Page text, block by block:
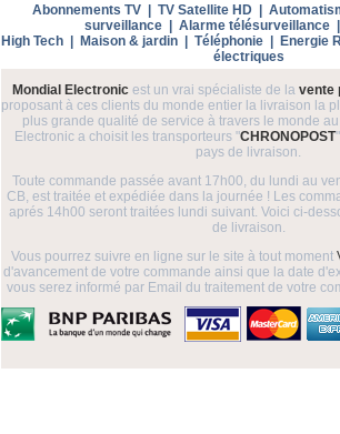
Abonnements TV| TV Satellite HD|
surveillance| Alarme télésurveillance|
High Tech| Maison & jardin| Téléphonie| Energie
électriques
Mondial Electronicest un vrai spécialiste de la vente
proposant à ces clients du monde entier la livraison la
plus grande qualité de service à travers le monde
Electronic a choisit les transporteurs "CHRONOPOST
pays de livraison.
Toute commande passée avant 17h00, du lundi au
CB, est traitée et expédiée dans la journée ! Les
aprés 14h00 seront traitées lundi suivant. Voici ci-
de livraison.
Vous pourrez suivre en ligne sur le site à tout moment
d'avancement de votre commande ainsi que la date
vous serez informé par Email du traitement de votre